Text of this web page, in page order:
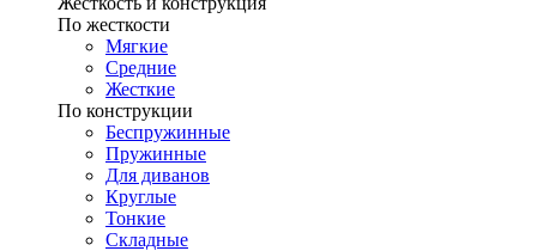
По жесткости
Мягкие
Средние
Жесткие
По конструкции
Беспружинные
Пружинные
Для диванов
Круглые
Тонкие
Складные